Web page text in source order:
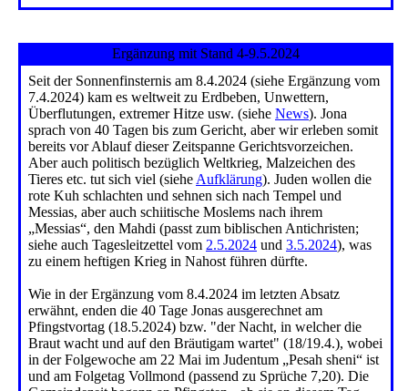
Ergänzung mit Stand 4-9.5.2024
Seit der Sonnenfinsternis am 8.4.2024 (siehe Ergänzung vom
7.4.2024) kam es weltweit zu Erdbeben, Unwettern,
Überflutungen, extremer Hitze usw. (siehe News). Jona
sprach von 40 Tagen bis zum Gericht, aber wir erleben somit
bereits vor Ablauf dieser Zeitspanne Gerichtsvorzeichen.
Aber auch politisch bezüglich Weltkrieg, Malzeichen des
Tieres etc. tut sich viel (siehe Aufklärung). Juden wollen die
rote Kuh schlachten und sehnen sich nach Tempel und
Messias, aber auch schiitische Moslems nach ihrem
„Messias“, den Mahdi (passt zum biblischen Antichristen;
siehe auch Tagesleitzettel vom 2.5.2024 und 3.5.2024), was
zu einem heftigen Krieg in Nahost führen dürfte.
Wie in der Ergänzung vom 8.4.2024 im letzten Absatz
erwähnt, enden die 40 Tage Jonas ausgerechnet am
Pfingstvortag (18.5.2024) bzw. "der Nacht, in welcher die
Braut wacht und auf den Bräutigam wartet" (18/19.4.), wobei
in der Folgewoche am 22 Mai im Judentum „Pesah sheni“ ist
und am Folgetag Vollmond (passend zu Sprüche 7,20). Die